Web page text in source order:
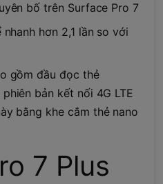
bố trên Surface Pro 7
hơn 2,1 lần so với
gồm đầu đọc thẻ
bản kết nối 4G LTE
bằng khe cắm thẻ nano
7 Plus